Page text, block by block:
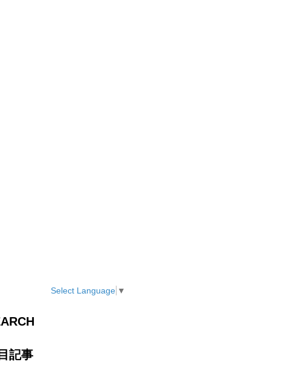
Select Language ▼
記事